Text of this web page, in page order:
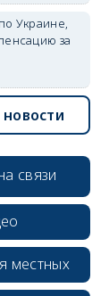
Украине,
за
связи
местных